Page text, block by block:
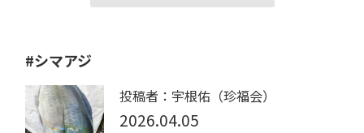
#シマアジ
投稿者：宇根佑（珍福会）
2026.04.05